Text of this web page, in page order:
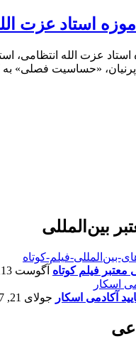
استاد عزت
عزت الله انتظامی،
بین‌المللی
فیلم کوتاه آگوست 13, 2019
آکادمی اسکار جولای 21, 2017